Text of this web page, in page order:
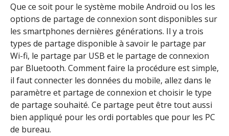
Que ce soit pour le système mobile Androïd ou Ios les
options de partage de connexion sont disponibles sur
les smartphones dernières générations. Il y a trois
types de partage disponible à savoir le partage par
Wi-fi, le partage par USB et le partage de connexion
par Bluetooth. Comment faire la procédure est simple,
il faut connecter les données du mobile, allez dans le
paramètre et partage de connexion et choisir le type
de partage souhaité. Ce partage peut être tout aussi
bien appliqué pour les ordi portables que pour les PC
de bureau.